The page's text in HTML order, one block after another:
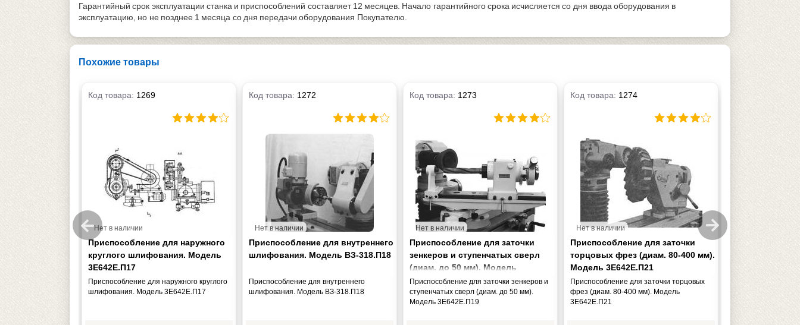
Гарантийный срок эксплуатации станка и приспособлений составляет 12 месяцев. Начало гарантийного срока исчисляется со дня ввода оборудования в
эксплуатацию, но не позднее 1 месяца со дня передачи оборудования Покупателю.
Похожие товары
заточки
200-450 мм)
Модель
дисковых
Код товара: 1269
Нет в наличии
Приспособление для наружного
круглого шлифования. Модель
3Е642Е.П17
Приспособление для наружного круглого
шлифования. Модель 3Е642Е.П17
Код товара: 1272
Нет в наличии
Приспособление для внутреннего
шлифования. Модель ВЗ-318.П18
Приспособление для внутреннего
шлифования. Модель ВЗ-318.П18
Код товара: 1273
Нет в наличии
Приспособление для заточки
зенкеров и ступенчатых сверл
(диам. до 50 мм). Модель
3Е642Е.П19
Приспособление для заточки зенкеров и
ступенчатых сверл (диам. до 50 мм).
Модель 3Е642Е.П19
Код товара: 1274
Нет в наличии
Приспособление для заточки
торцовых фрез (диам. 80-400 мм).
Модель 3Е642Е.П21
Приспособление для заточки торцовых
фрез (диам. 80-400 мм). Модель
3Е642Е.П21
Код товара: 1278
Нет в наличии
в лизинг от
17 662 руб/мес
инструмента
ВЗ-318.П26
Приспособление
ВЗ-318.П26